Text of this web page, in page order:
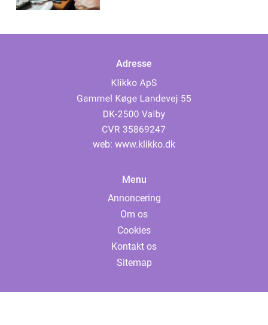
Adresse
web: www.klikko.dk
Menu
Annoncering
Om os
Cookies
Kontakt os
Sitemap